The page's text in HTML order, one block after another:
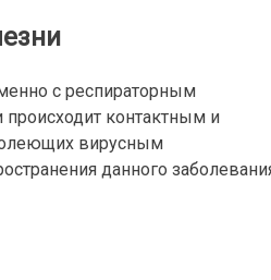
с респираторным
контактным и
вирусным
данного